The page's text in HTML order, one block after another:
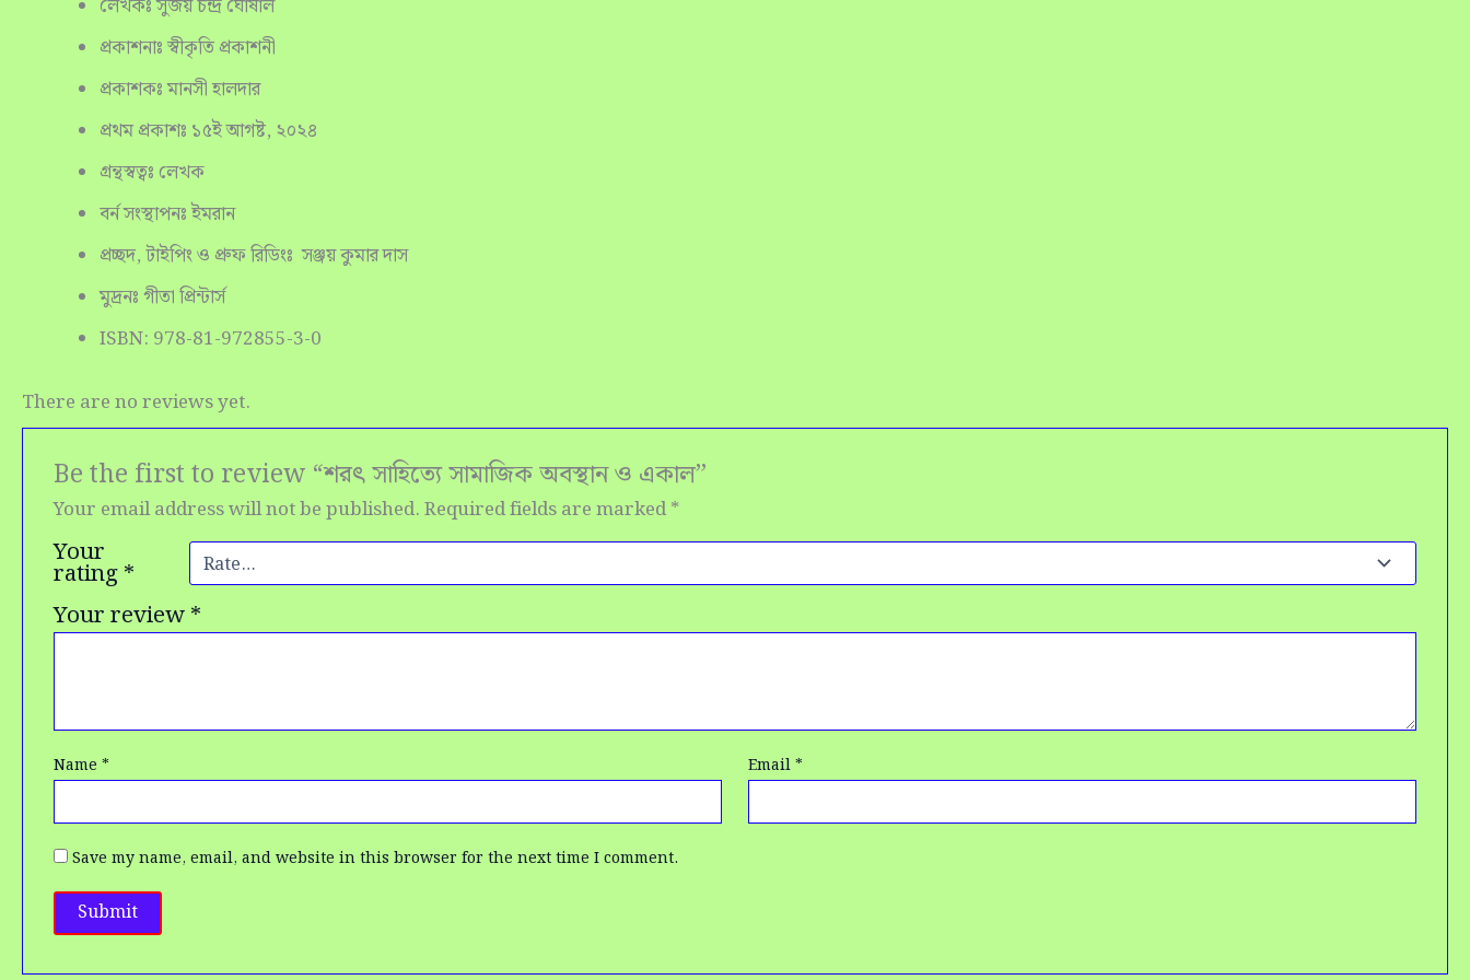
লেখকঃ সুজয় চন্দ্র ঘোষাল
প্রকাশনাঃ স্বীকৃতি প্রকাশনী
প্রকাশকঃ মানসী হালদার
প্রথম প্রকাশঃ ১৫ই আগষ্ট, ২০২৪
গ্রন্থস্বত্বঃ লেখক
বর্ন সংস্থাপনঃ ইমরান
প্রচ্ছদ, টাইপিং ও প্রুফ রিডিংঃ সঞ্জয় কুমার দাস
মুদ্রনঃ গীতা প্রিন্টার্স
ISBN: 978-81-972855-3-0
There are no reviews yet.
Be the first to review “শরৎ সাহিত্যে সামাজিক অবস্থান ও একাল”
Your email address will not be published.Required fields are marked*
Your
rating*
Your review*
Name* Email*
Save my name, email, and website in this browser for the next time I comment.